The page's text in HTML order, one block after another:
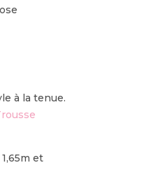
à la tenue.
et